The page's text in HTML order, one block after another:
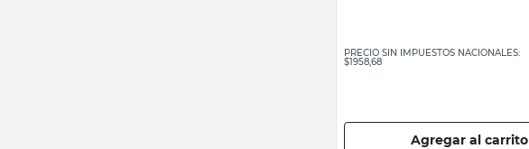
PRECIO SIN IMPUESTOS NACIONALES:
$1958,68
Agregar al carrito